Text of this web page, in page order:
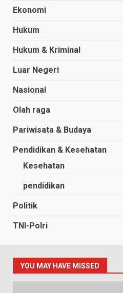
Ekonomi
Hukum
Hukum & Kriminal
Luar Negeri
Nasional
Olah raga
Pariwisata & Budaya
Pendidikan & Kesehatan
Kesehatan
pendidikan
Politik
TNI-Polri
YOU MAY HAVE MISSED